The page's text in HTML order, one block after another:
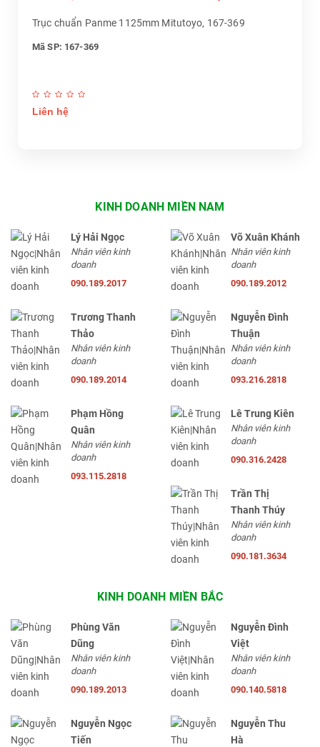
Trục chuẩn Panme 1125mm Mitutoyo, 167-369
Mã SP: 167-369
Liên hệ
KINH DOANH MIỀN NAM
Lý Hải Ngọc
Nhân viên kinh
doanh
090.189.2017
Võ Xuân Khánh
Nhân viên kinh
doanh
090.189.2012
Trương Thanh
Thảo
Nhân viên kinh
doanh
090.189.2014
Nguyễn Đình
Thuận
Nhân viên kinh
doanh
093.216.2818
Phạm Hồng
Quân
Nhân viên kinh
doanh
093.115.2818
Lê Trung Kiên
Nhân viên kinh
doanh
090.316.2428
Trần Thị
Thanh Thúy
Nhân viên kinh
doanh
090.181.3634
KINH DOANH MIỀN BẮC
Phùng Văn
Dũng
Nhân viên kinh
doanh
090.189.2013
Nguyễn Đình
Việt
Nhân viên kinh
doanh
090.140.5818
Nguyễn Ngọc
Tiến
Nguyễn Thu
Hà